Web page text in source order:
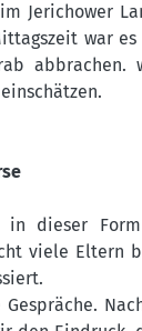
Jerichower
war
abbrachen.
in dieser
viele Eltern